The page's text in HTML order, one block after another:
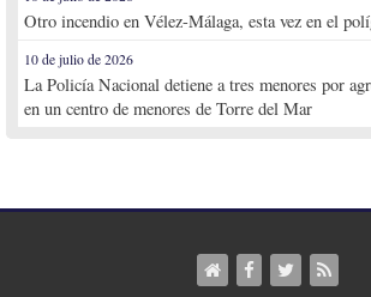
Otro incendio en Vélez-Málaga, esta vez en el
10 de julio de 2026
La Policía Nacional detiene a tres menores por
en un centro de menores de Torre del Mar